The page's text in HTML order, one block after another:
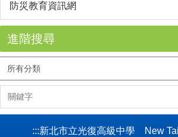
防災教育資訊網
進階搜尋
:::新北市立光復高級中學 New